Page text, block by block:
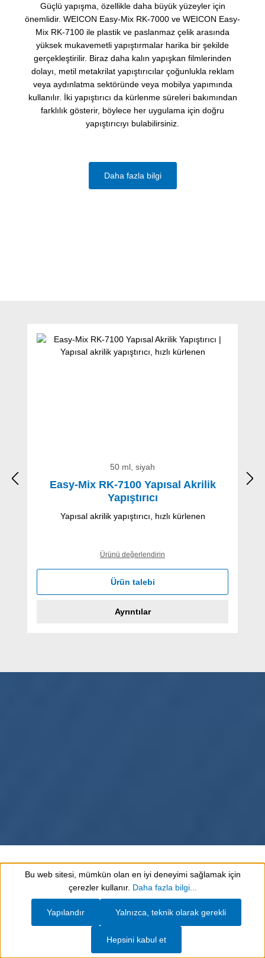
Güçlü yapışma, özellikle daha büyük yüzeyler için
önemlidir. WEICON Easy-Mix RK-7000 ve WEICON Easy-
Mix RK-7100 ile plastik ve paslanmaz çelik arasında
yüksek mukavemetli yapıştırmalar harika bir şekilde
gerçekleştirilir. Biraz daha kalın yapışkan filmlerinden
dolayı, metil metakrilat yapıştırıcılar çoğunlukla reklam
veya aydınlatma sektöründe veya mobilya yapımında
kullanılır. İki yapıştırıcı da kürlenme süreleri bakımından
farklılık gösterir, böylece her uygulama için doğru
yapıştırıcıyı bulabilirsiniz.
Daha fazla bilgi
50 ml, siyah
Easy-Mix RK-7100 Yapısal Akrilik
Yapıştırıcı
Yapısal akrilik yapıştırıcı, hızlı kürlenen
Ürünü değerlendirin
Ürün talebi
Ayrıntılar
Resim galerisini atla
Show toolbar
Bu web sitesi, mümkün olan en iyi deneyimi sağlamak için
çerezler kullanır. Daha fazla bilgi...
Yalnızca, teknik olarak gerekli
Yapılandır
Hepsini kabul et